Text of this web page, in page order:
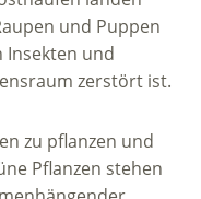
und Puppen
Insekten und
zerstört ist.
zu pflanzen und
Pflanzen stehen